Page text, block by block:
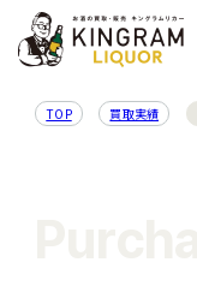
TOP 買取実績